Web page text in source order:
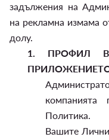
задължения на
на рекламна измама
долу.
1. ПРОФИЛ
Политика.
Вашите